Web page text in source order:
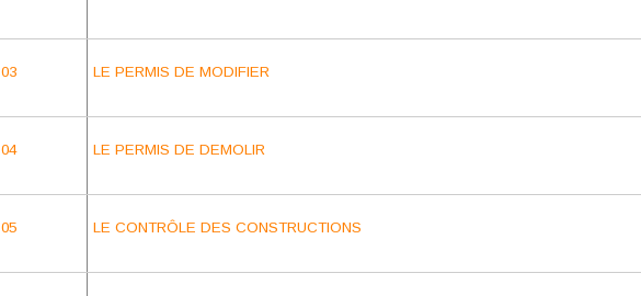
03 LE PERMIS DE MODIFIER
04 LE PERMIS DE DEMOLIR
05 LE CONTRÔLE DES CONSTRUCTIONS